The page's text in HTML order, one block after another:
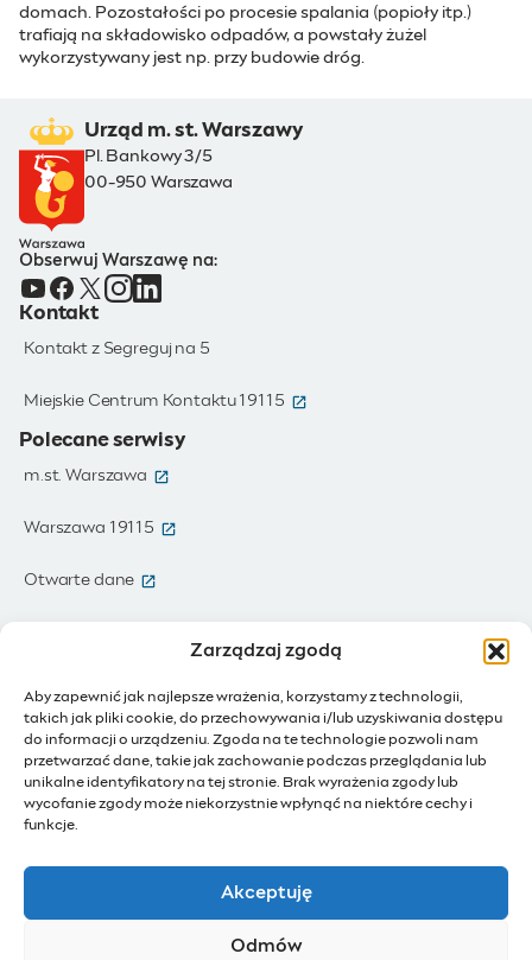
Zarządzaj zgodą
Aby zapewnić jak najlepsze wrażenia, korzystamy z technologii,
takich jak pliki cookie, do przechowywania i/lub uzyskiwania dostępu
do informacji o urządzeniu. Zgoda na te technologie pozwoli nam
przetwarzać dane, takie jak zachowanie podczas przeglądania lub
unikalne identyfikatory na tej stronie. Brak wyrażenia zgody lub
wycofanie zgody może niekorzystnie wpłynąć na niektóre cechy i
funkcje.
Akceptuję
Odmów
domach. Pozostałości po procesie spalania (popioły itp.)
trafiają na składowisko odpadów, a powstały żużel
wykorzystywany jest np. przy budowie dróg.
Urząd m. st. Warszawy
Pl. Bankowy 3/5
00-950 Warszawa
Obserwuj Warszawę na:
Kontakt
Kontakt z Segreguj na 5
Miejskie Centrum Kontaktu 19115 (otwiera się w nowym oknie)
Polecane serwisy
m.st. Warszawa (otwiera się w nowym oknie)
Warszawa 19115 (otwiera się w nowym oknie)
Otwarte dane
IoT - Internet rzeczy (otwiera się w nowym oknie)
BIP - Biuletyn Informacji Publicznej (otwiera się w nowym oknie)
Działam dla Warszawy
Budżet Obywatelski (otwiera się w nowym oknie)
Konsultacje społeczne